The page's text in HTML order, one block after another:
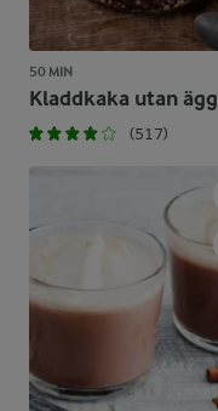
50 MIN
Kladdkaka utan ägg
(517)